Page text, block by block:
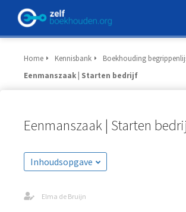
Home Kennisbank
Boekhouding
Eenmanszaak | Starten bedrijf
Eenmanszaak | Starten
Inhoudsopgave
Elma de Bruijn